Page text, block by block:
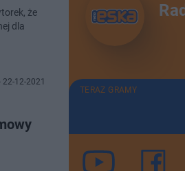
że
dla
12-2021
TERAZ GRAMY